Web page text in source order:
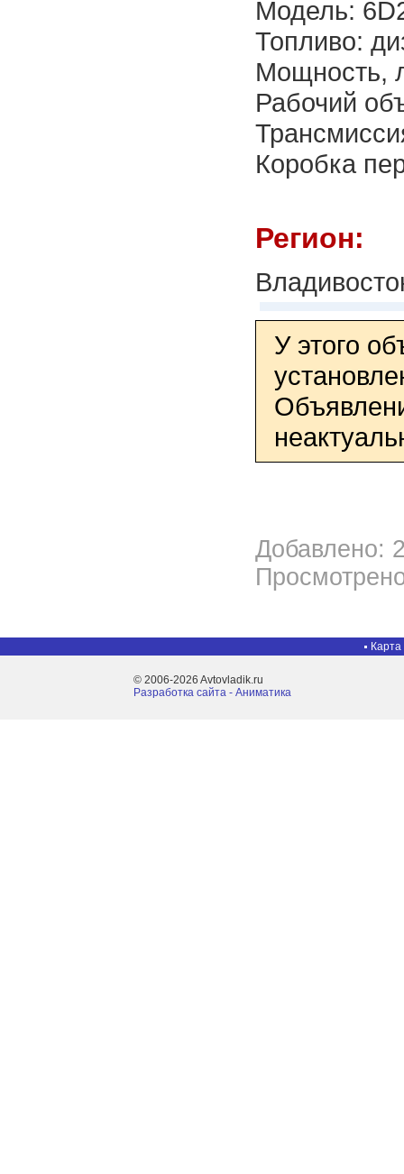
Модель:
Топливо:
Мощность,
Рабочий
Коробка
Регион:
У этого
Добавлено:
Карта
© 2006-2026 Avtovladik.ru
Разработка сайта - Aниматика